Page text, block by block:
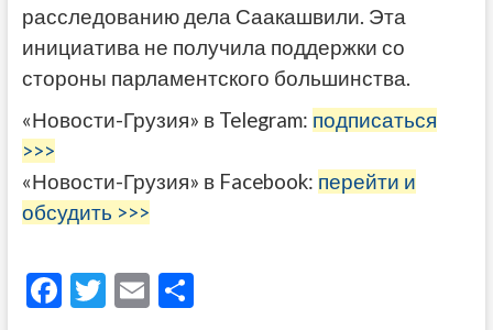
расследованию дела Саакашвили. Эта
инициатива не получила поддержки со
стороны парламентского большинства.
«Новости-Грузия» в Telegram: подписаться
>>>
«Новости-Грузия» в Facebook: перейти и
обсудить >>>
F T E О